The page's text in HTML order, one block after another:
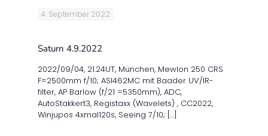
4. September 2022
Saturn 4.9.2022
2022/09/04, 21.24UT, München, Mewlon 250 CRS
F=2500mm f/10; ASI462MC mit Baader UV/IR-
filter, AP Barlow (f/21 =5350mm), ADC,
AutoStakkert3, Registaxx (Wavelets) , CC2022,
Winjupos 4xmal120s, Seeing 7/10; […]